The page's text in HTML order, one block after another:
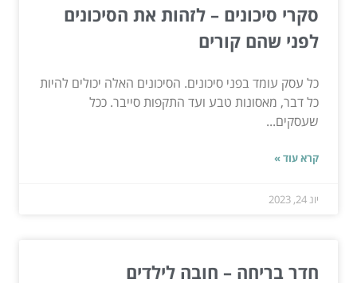
סקרי סיכונים – לזהות את הסיכונים
לפני שהם קורים
כל עסק עומד בפני סיכונים. הסיכונים האלה יכולים להיות
כל דבר, מאסונות טבע ועד התקפות סייבר. ככל
שעסקים...
קרא עוד »
יונ 24, 2023
חדר בריחה – חובה לילדים